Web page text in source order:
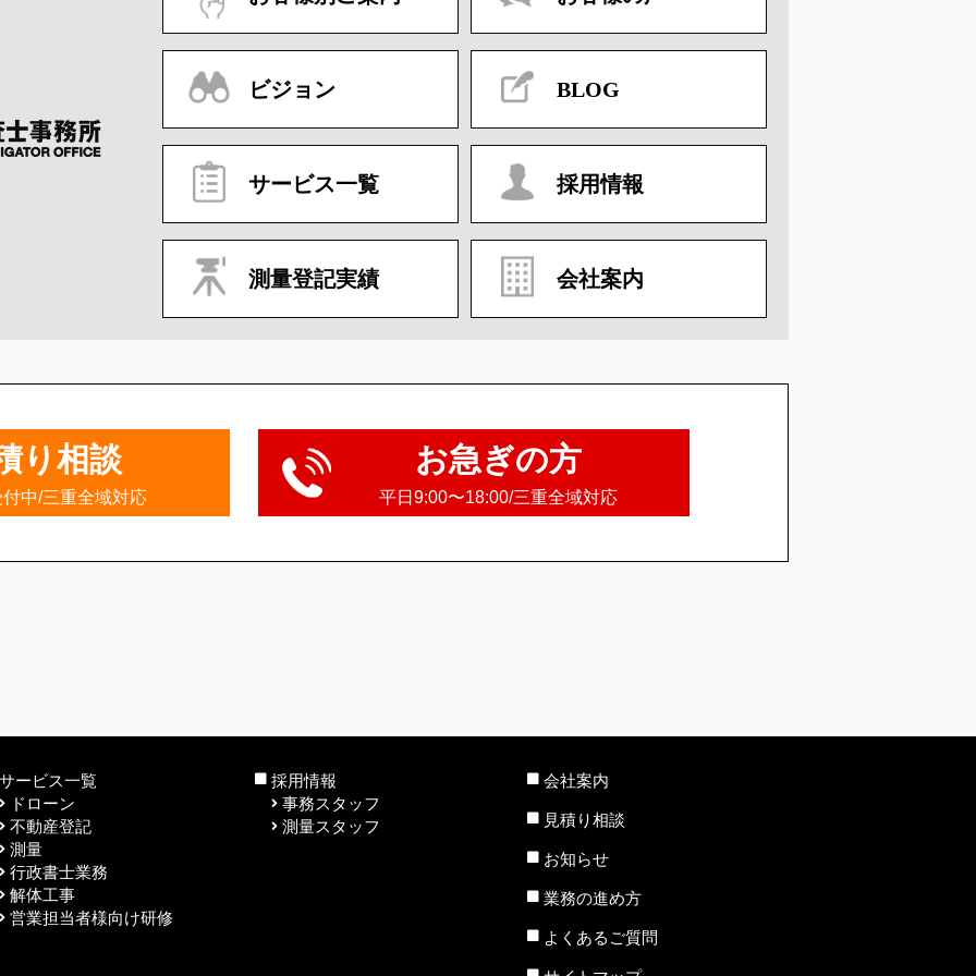
ビジョン BLOG
サービス一覧 採用情報
測量登記実績 会社案内
り相談
中/三重全域対応
お急ぎの方
平日9:00〜18:00/三重全域対応
サービス一覧
ドローン
不動産登記
測量
行政書士業務
解体工事
営業担当者様向け研修
採用情報
事務スタッフ
測量スタッフ
会社案内
見積り相談
お知らせ
業務の進め方
よくあるご質問